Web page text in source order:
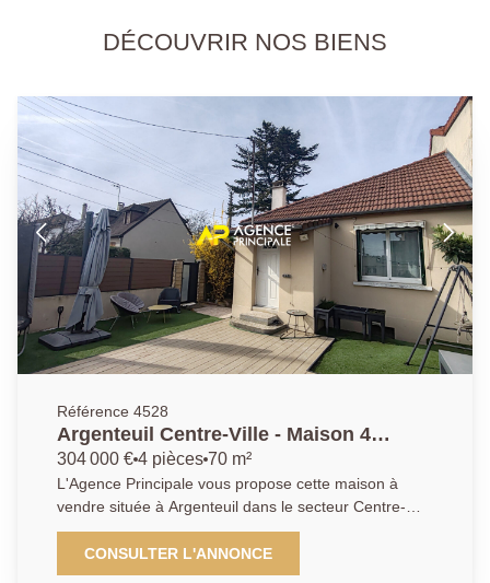
DÉCOUVRIR NOS BIENS
Référence 4528
Argenteuil Centre-Ville - Maison 4
pièces, 3 chambres
304 000 € 4 pièces 70 m²
L'Agence Principale vous propose cette maison à
vendre située à Argenteuil dans le secteur Centre-
ville, à proximité de plusieurs écoles, et des
commerces. Avec une surface habitable de 63m² et
70 m² au sol , cette maison dispose de 4 pièces, dont
CONSULTER L'ANNONCE